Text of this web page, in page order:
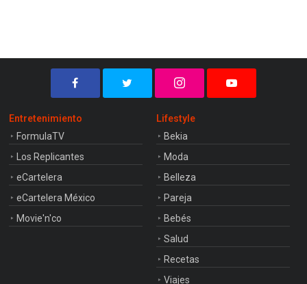
Entretenimiento
FormulaTV
Los Replicantes
eCartelera
eCartelera México
Movie'n'co
Lifestyle
Bekia
Moda
Belleza
Pareja
Bebés
Salud
Recetas
Viajes